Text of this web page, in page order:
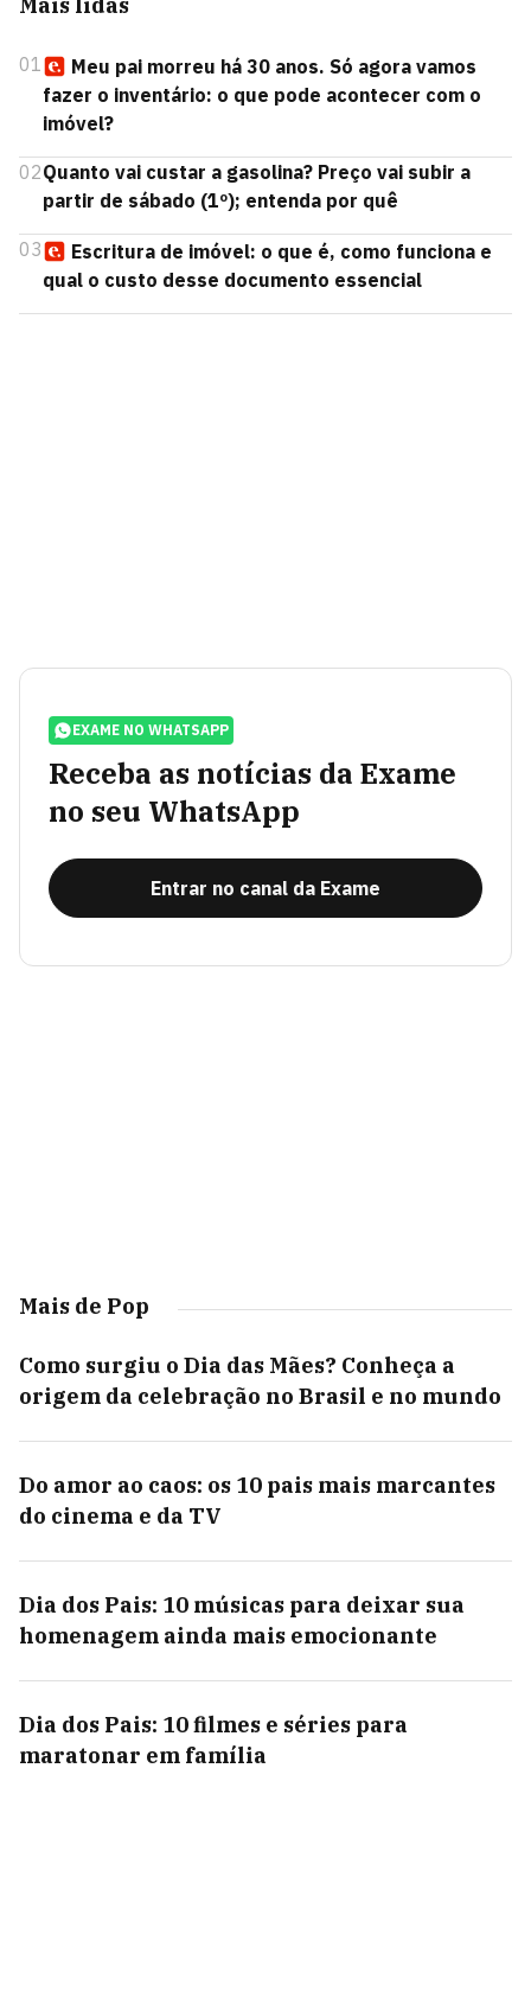
01
Meu pai morreu há 30 anos. Só agora vamos
fazer o inventário: o que pode acontecer com o
imóvel?
02Quanto vai custar a gasolina? Preço vai subir a
partir de sábado (1º); entenda por quê
03
Escritura de imóvel: o que é, como funciona e
qual o custo desse documento essencial
EXAME NO WHATSAPP
Receba as notícias da Exame
no seu WhatsApp
Entrar no canal da Exame
Mais de Pop
Como surgiu o Dia das Mães? Conheça a
origem da celebração no Brasil e no mundo
Do amor ao caos: os 10 pais mais marcantes
do cinema e da TV
Dia dos Pais: 10 músicas para deixar sua
homenagem ainda mais emocionante
Dia dos Pais: 10 filmes e séries para
maratonar em família